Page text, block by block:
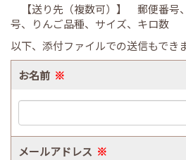
【送り先（複数可）】 郵便番号
号、りんご品種、サイズ、キロ数
以下、添付ファイルでの送信もでき
お名前 ※
メールアドレス ※